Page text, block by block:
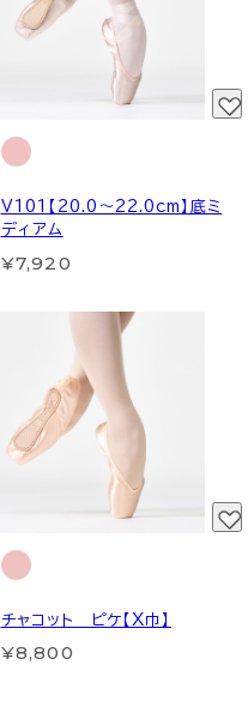
V101【20.0～22.0cm】底ミ
ディアム
¥7,920
チャコット ピケ【X巾】
¥8,800